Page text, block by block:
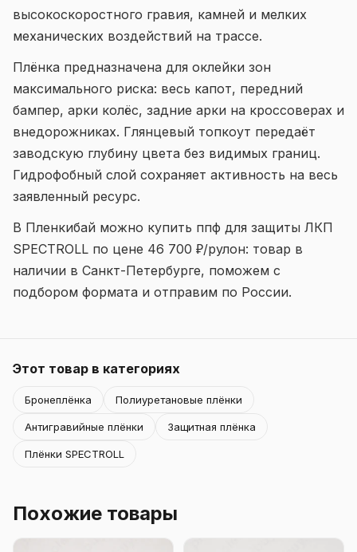
высокоскоростного гравия, камней и мелких
механических воздействий на трассе.
Плёнка предназначена для оклейки зон
максимального риска: весь капот, передний
бампер, арки колёс, задние арки на кроссоверах и
внедорожниках. Глянцевый топкоут передаёт
заводскую глубину цвета без видимых границ.
Гидрофобный слой сохраняет активность на весь
заявленный ресурс.
В Пленкибай можно купить ппф для защиты ЛКП
SPECTROLL по цене 46 700 ₽/рулон: товар в
наличии в Санкт-Петербурге, поможем с
подбором формата и отправим по России.
Этот товар в категориях
Бронеплёнка Полиуретановые плёнки
Антигравийные плёнки Защитная плёнка
Плёнки SPECTROLL
Похожие товары